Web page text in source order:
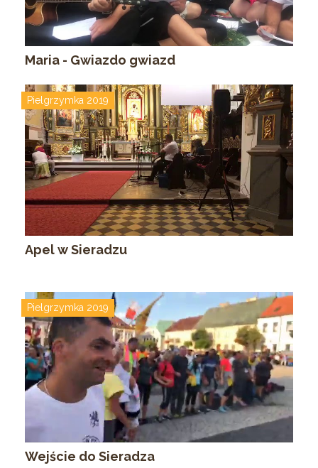
Maria - Gwiazdo gwiazd
Pielgrzymka 2019
Apel w Sieradzu
Pielgrzymka 2019
Wejście do Sieradza